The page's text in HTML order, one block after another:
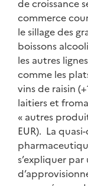
de croissance
commerce
le sillage des
boissons
les autres
comme les
vins de raisin
laitiers et
« autres
EUR). La
s’expliquer